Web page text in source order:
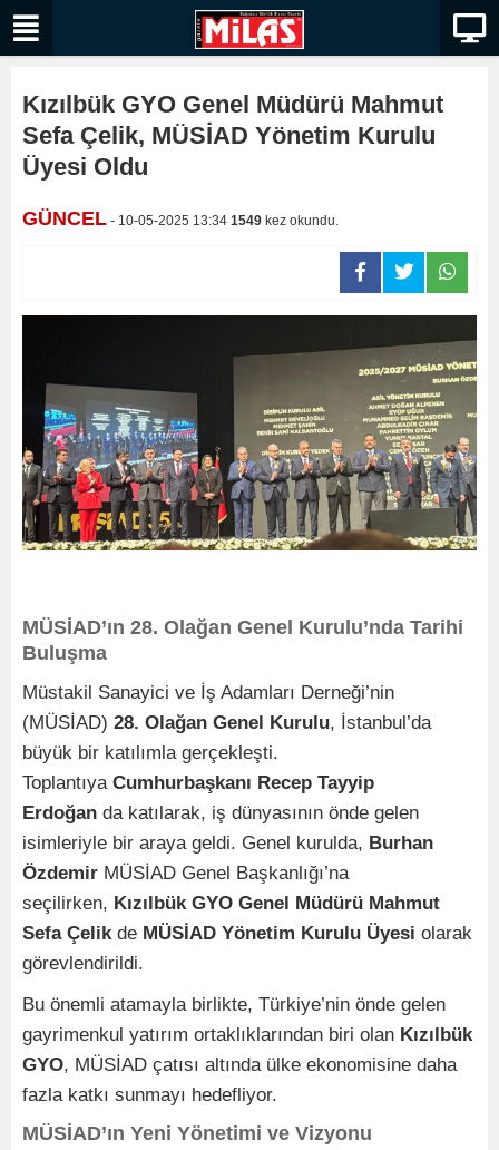
Kızılbük GYO Genel Müdürü Mahmut
Sefa Çelik, MÜSİAD Yönetim Kurulu
Üyesi Oldu
GÜNCEL - 10-05-2025 13:34 1549 kez okundu.
MÜSİAD’ın 28. Olağan Genel Kurulu’nda Tarihi
Buluşma
Müstakil Sanayici ve İş Adamları Derneği’nin
(MÜSİAD) 28. Olağan Genel Kurulu, İstanbul’da
büyük bir katılımla gerçekleşti.
Toplantıya Cumhurbaşkanı Recep Tayyip
Erdoğan da katılarak, iş dünyasının önde gelen
isimleriyle bir araya geldi. Genel kurulda, Burhan
Özdemir MÜSİAD Genel Başkanlığı’na
seçilirken, Kızılbük GYO Genel Müdürü Mahmut
Sefa Çelik de MÜSİAD Yönetim Kurulu Üyesi olarak
görevlendirildi.
Bu önemli atamayla birlikte, Türkiye’nin önde gelen
gayrimenkul yatırım ortaklıklarından biri olan Kızılbük
GYO, MÜSİAD çatısı altında ülke ekonomisine daha
fazla katkı sunmayı hedefliyor.
MÜSİAD’ın Yeni Yönetimi ve Vizyonu